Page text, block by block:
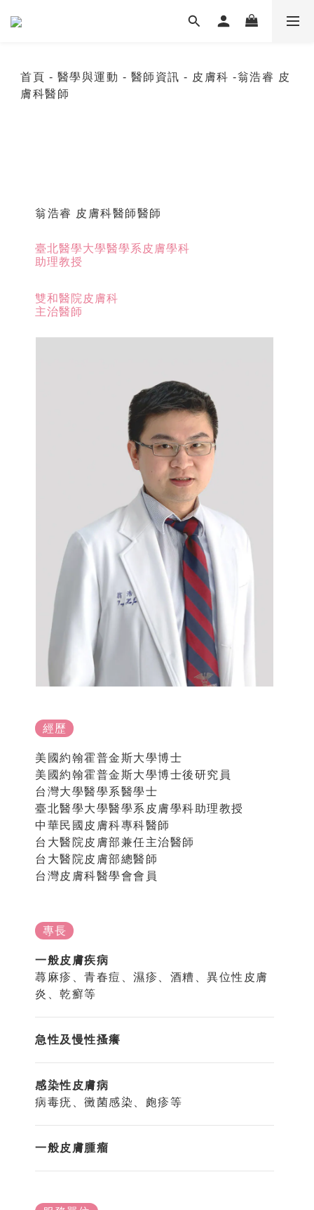
首頁 - 醫學與運動 - 醫師資訊 - 皮膚科 -翁浩睿 皮
膚科醫師
翁浩睿 皮膚科醫師醫師
臺北醫學大學醫學系皮膚學科
助理教授
雙和醫院皮膚科
主治醫師
經歷
美國約翰霍普金斯大學博士
美國約翰霍普金斯大學博士後研究員
台灣大學醫學系醫學士
臺北醫學大學醫學系皮膚學科助理教授
中華民國皮膚科專科醫師
台大醫院皮膚部兼任主治醫師
台大醫院皮膚部總醫師
台灣皮膚科醫學會會員
專長
一般皮膚疾病
蕁麻疹、青春痘、濕疹、酒糟、異位性皮膚
炎、乾癬等
急性及慢性搔癢
感染性皮膚病
病毒疣、黴菌感染、皰疹等
一般皮膚腫瘤